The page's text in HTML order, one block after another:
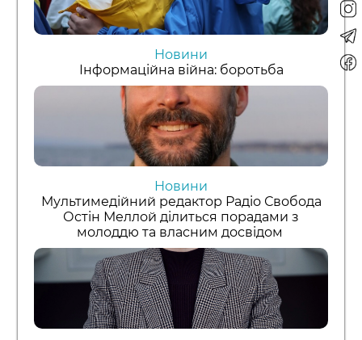
Новини
Інформаційна війна: боротьба
Новини
Мультимедійний редактор Радіо Свобода
Остін Меллой ділиться порадами з
молоддю та власним досвідом